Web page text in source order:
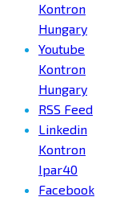
Kontron
Hungary
Youtube
Kontron
Hungary
RSS Feed
Linkedin
Kontron
Ipar40
Facebook